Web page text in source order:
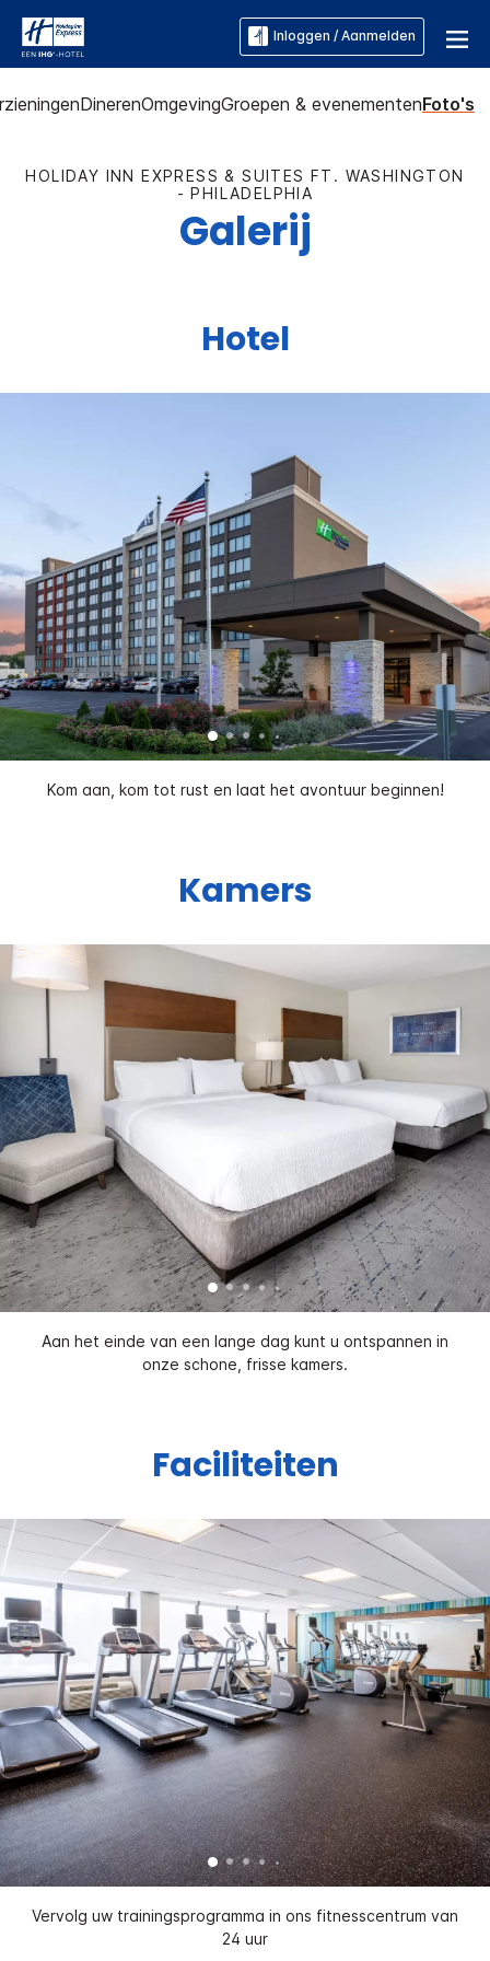
Inloggen / Aanmelden
DinerenOmgevingGroepen & evenementenFoto's
HOLIDAY INN EXPRESS & SUITES FT. WASHINGTON
- PHILADELPHIA
Galerij
Hotel
Kom aan, kom tot rust en laat het avontuur beginnen!
Kamers
Aan het einde van een lange dag kunt u ontspannen in
onze schone, frisse kamers.
Faciliteiten
Vervolg uw trainingsprogramma in ons fitnesscentrum van
24 uur